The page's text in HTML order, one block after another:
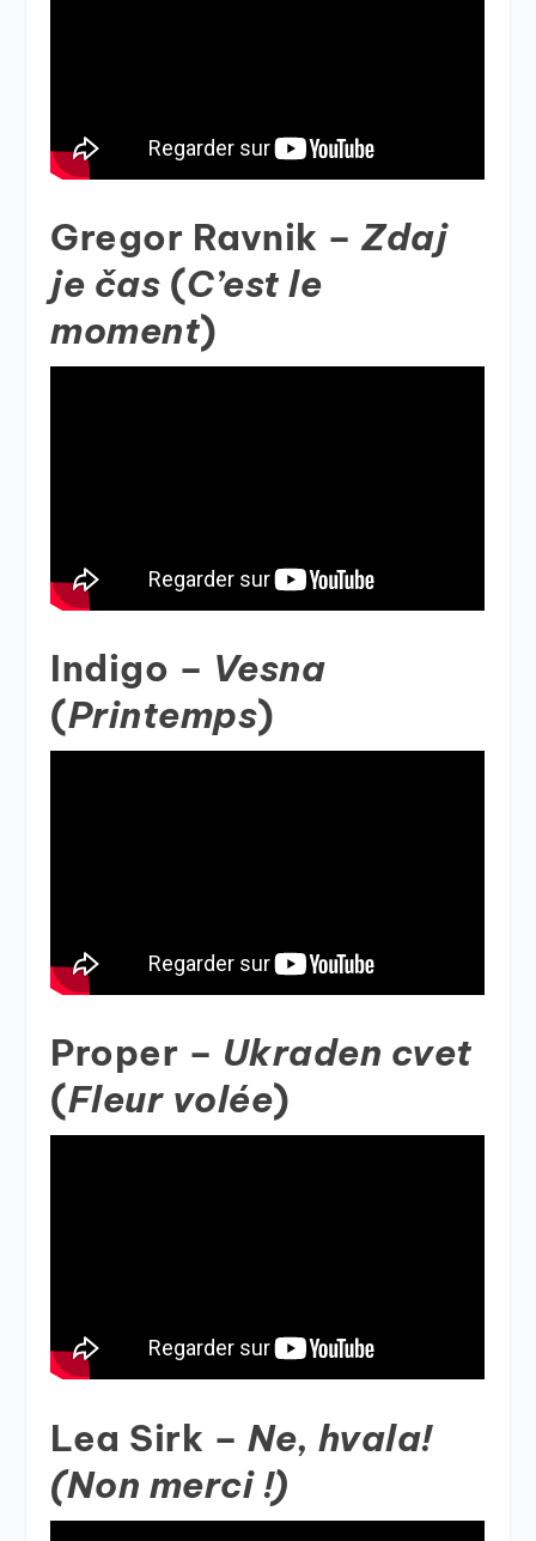
Gregor Ravnik –Zdaj
je čas (C’est le
moment)
Indigo – Vesna
(Printemps)
Proper – Ukraden cvet
(Fleur volée)
Lea Sirk – Ne, hvala!
(Non merci !)